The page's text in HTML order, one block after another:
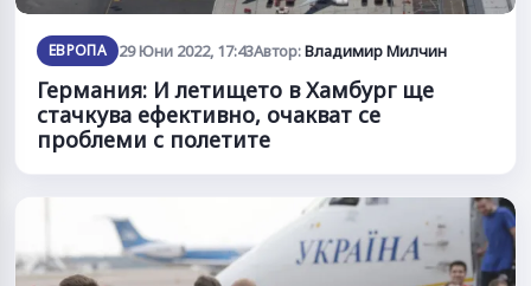
ЕВРОПА 29 Юни 2022, 17:43Автор:Владимир Милчин
Германия: И летището в Хамбург ще
стачкува ефективно, очакват се
проблеми с полетите